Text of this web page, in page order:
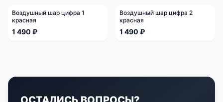
Воздушный шар цифра 1
красная
1 490 ₽
Воздушный шар цифра 2
красная
1 490 ₽